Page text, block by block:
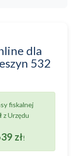
dla
532
fiskalnej
z Urzędu
zł!